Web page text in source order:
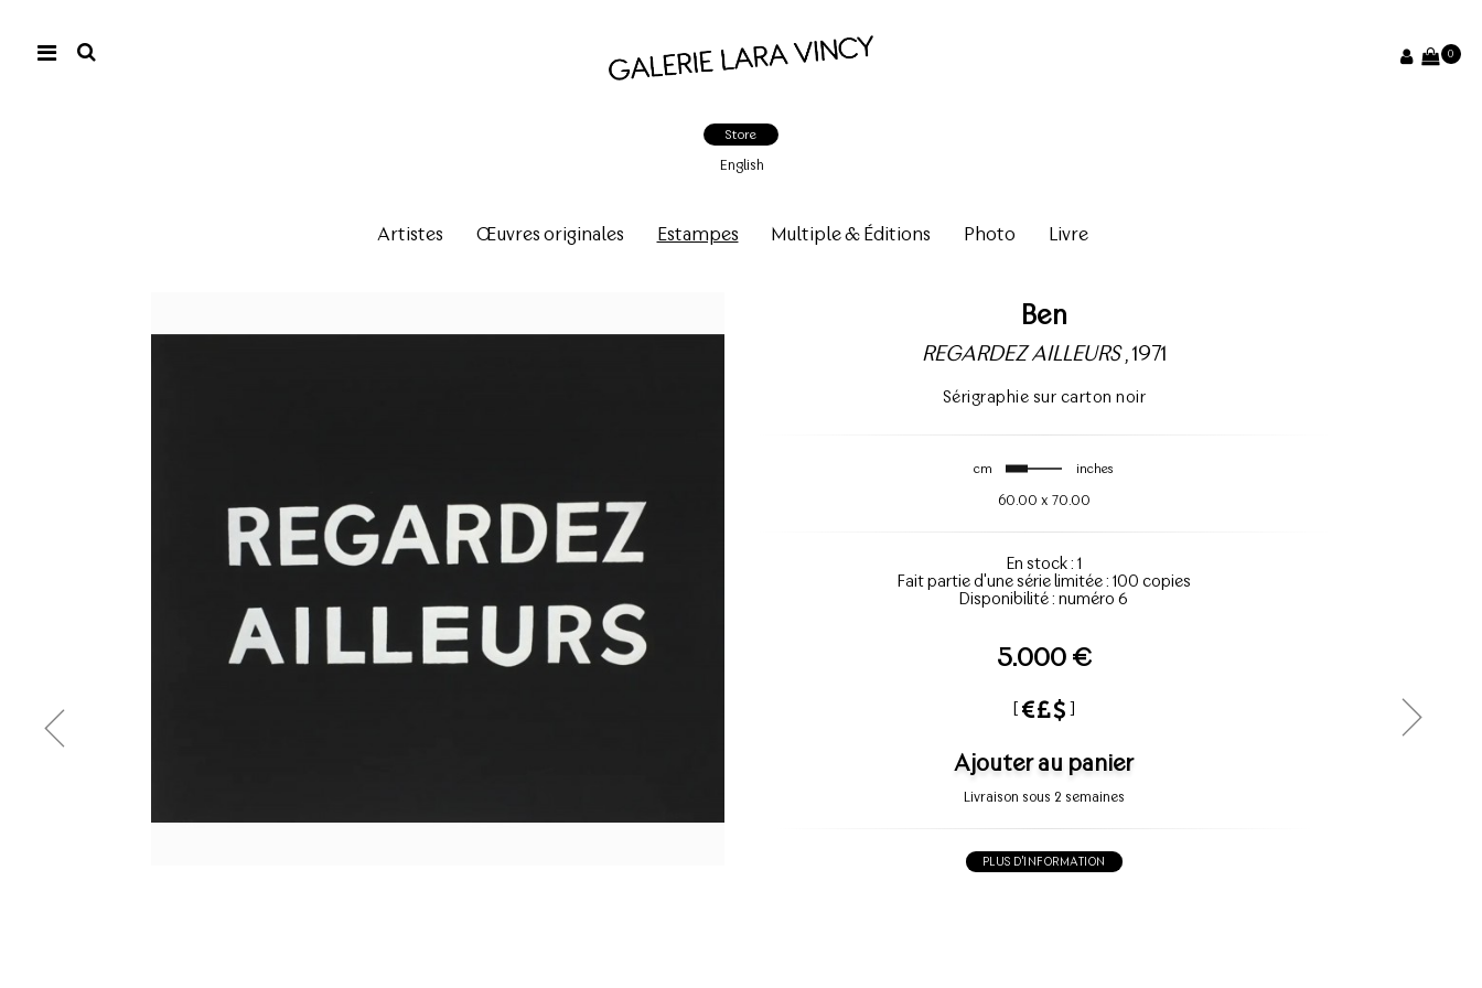
0
Store
English
Artistes Œuvres originales Estampes Multiple & Éditions Photo Livre
Ben
REGARDEZ AILLEURS, 1971
Sérigraphie sur carton noir
cm inches
60.00 x 70.00
En stock : 1
Fait partie d'une série limitée : 100 copies
Disponibilité : numéro 6
5.000 €
[ ]
Ajouter au panier
Livraison sous 2 semaines
PLUS D'INFORMATION